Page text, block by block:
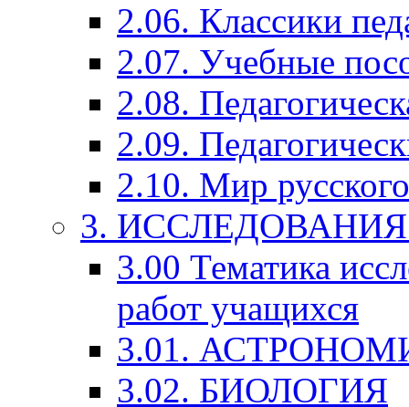
2.06. Классики
2.07. Учебные
2.08.
2.09.
2.10. Мир
3.
3.00 Тематика
работ учащихся
3.01.
3.02. БИОЛОГИЯ